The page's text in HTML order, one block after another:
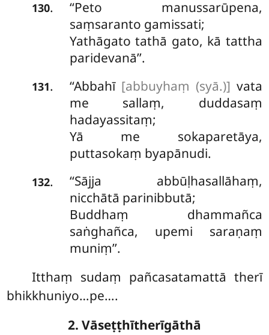
130.
‘‘Peto manussarūpena,
saṃsaranto gamissati;
Yathāgato tathā gato, kā tattha
paridevanā’’.
131. ‘‘Abbahī [abbuyhaṃ (syā.)] vata
me sallaṃ, duddasaṃ
hadayassitaṃ;
Yā me sokaparetāya,
puttasokaṃ byapānudi.
132.
‘‘Sājja abbūḷhasallāhaṃ,
nicchātā parinibbutā;
Buddhaṃ dhammañca
saṅghañca, upemi saraṇaṃ
muniṃ’’.
Itthaṃ sudaṃ pañcasatamattā therī
bhikkhuniyo…pe….
2. Vāseṭṭhītherīgāthā